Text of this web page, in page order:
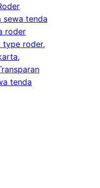
sewa tenda
roder
type roder
tenda